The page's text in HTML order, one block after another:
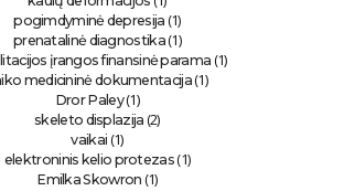
pogimdyminė depresija (1)
prenatalinė diagnostika(1)
įrangos finansinė parama (1)
medicininė dokumentacija(1)
Dror Paley(1)
skeleto displazija (2)
vaikai (1)
elektroninis kelio protezas(1)
Emilka Skowron (1)